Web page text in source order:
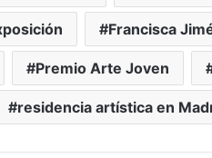
Francisca
Premio Arte Joven
residencia artística en